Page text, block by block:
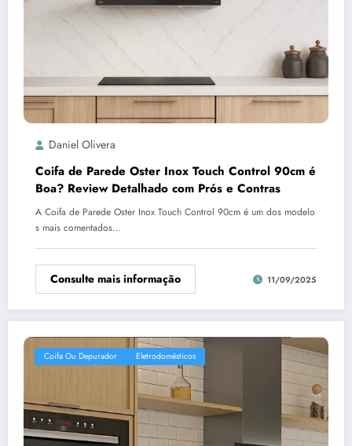
Daniel Olivera
Coifa de Parede Oster Inox Touch Control 90cm é
Boa? Review Detalhado com Prós e Contras
A Coifa de Parede Oster Inox Touch Control 90cm é um dos modelo
s mais comentados…
Consulte mais informação 11/09/2025
Coifa Ou Depurador Eletrodomésticos